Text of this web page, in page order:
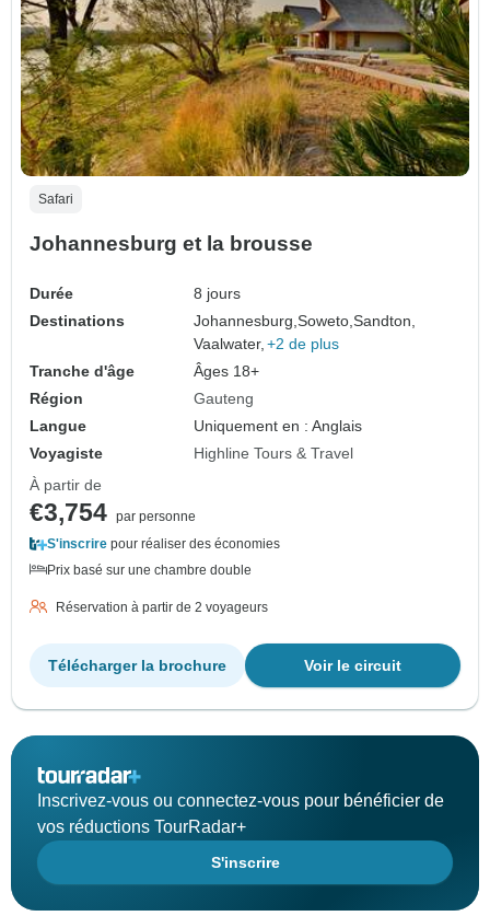
Safari
Johannesburg et la brousse
Durée
8 jours
Destinations
Johannesburg,Soweto,Sandton,
Vaalwater, +2 de plus
Tranche d'âge
Âges 18+
Région
Gauteng
Langue
Uniquement en : Anglais
Voyagiste
Highline Tours & Travel
À partir de
€3,754 par personne
S'inscrire pour réaliser des économies
Prix basé sur une chambre double
Réservation à partir de 2 voyageurs
Voir le circuit
Télécharger la brochure
Inscrivez-vous ou connectez-vous pour bénéficier de
vos réductions TourRadar+
S'inscrire